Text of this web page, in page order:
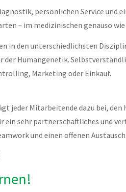
persönlichen Service und
– im medizinischen genauso
in den unterschiedlichsten
Humangenetik.
Marketing oder Einkauf.
jeder Mitarbeitende dazu bei, den
sehr partnerschaftliches und
und einen offenen Austausch.